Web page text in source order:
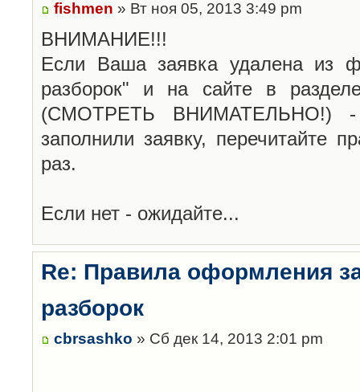
fishmen » Вт ноя 05, 2013 3:49 pm
ВНИМАНИЕ!!!
Если Ваша заявка удалена из
разборок" и на сайте в
(СМОТРЕТЬ ВНИМАТЕЛЬНО!)
заполнили заявку, перечитайте
раз.
Если нет - ожидайте...
Re: Правила оформления
разборок
cbrsashko » Сб дек 14, 2013 2:01 pm